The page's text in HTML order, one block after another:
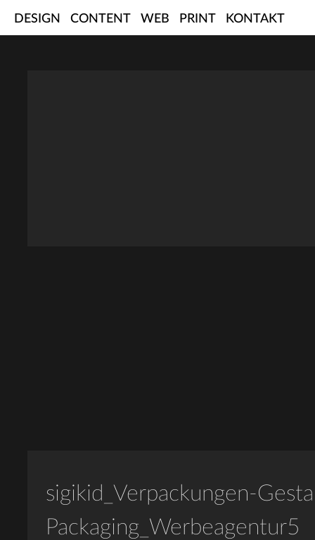
DESIGN CONTENT WEB PRINT KONTAKT
sigikid_Verpackungen-
Packaging_Werbeagentur5